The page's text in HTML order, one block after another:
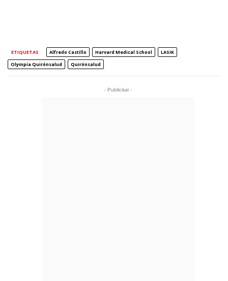
ETIQUETAS Alfredo Castillo Harvard Medical School
LASIK
Olympia Quirónsalud
Quirónsalud
- Publicitat -